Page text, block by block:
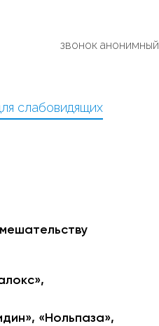
звонок анонимный
слабовидящих
«Нольпаза»,